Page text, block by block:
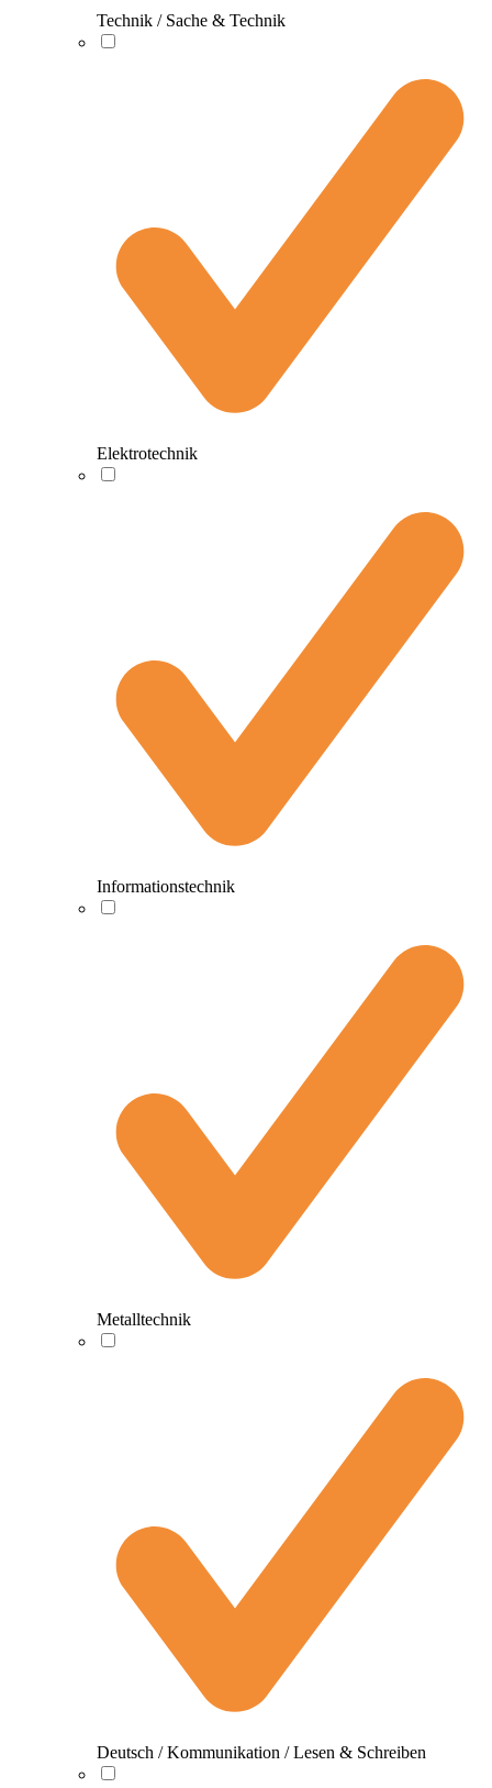
Technik / Sache & Technik
Elektrotechnik
Informationstechnik
Metalltechnik
Deutsch / Kommunikation / Lesen & Schreiben